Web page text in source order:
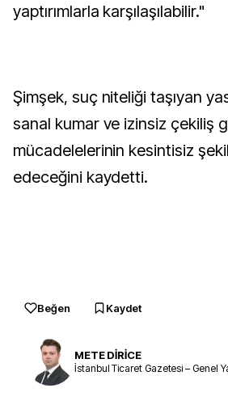
yaptırımlarla karşılaşılabilir."
Şimşek, suç niteliği taşıyan
sanal kumar ve izinsiz çekiliş
mücadelelerinin kesintisiz
edeceğini kaydetti.
Beğen Kaydet
METE DİRİCE
İstanbul Ticaret Gazetesi – Genel